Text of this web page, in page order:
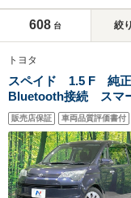
608 台 絞
トヨタ
スペイド 1.5 F 純
Bluetooth接続 ス
デジ 電動格納ミラ
ベライザー プライバ
販売店保証 車両品質評価書付